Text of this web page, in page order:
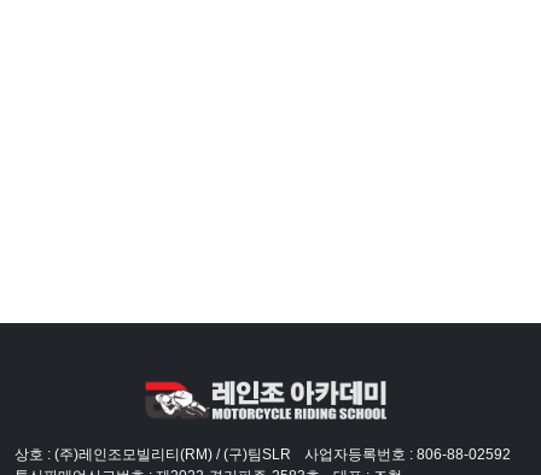
상호 : (주)레인조모빌리티(RM) / (구)팀SLR
사업자등록번호 : 806-88-02592